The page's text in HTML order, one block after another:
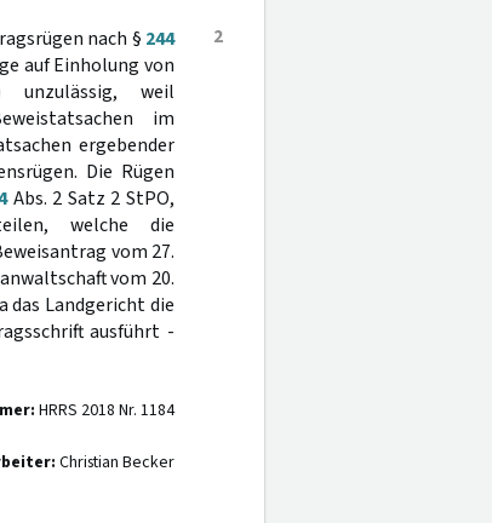
2
nach § 244
auf Einholung von
unzulässig, weil
im
ergebender
Die Rügen
Abs. 2 Satz 2 StPO,
welche die
vom 27.
vom 20.
das Landgericht die
ausführt -
HRRS 2018 Nr. 1184
Christian Becker